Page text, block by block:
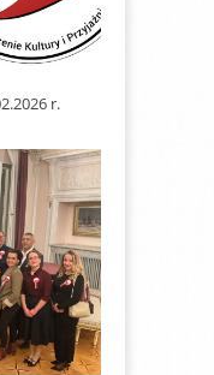
r.